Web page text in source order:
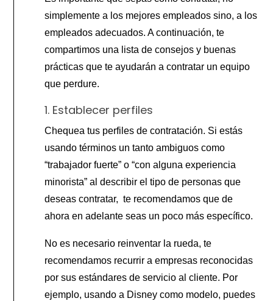
simplemente a los mejores empleados sino, a los
empleados adecuados. A continuación, te
compartimos una lista de consejos y buenas
prácticas que te ayudarán a contratar un equipo
que perdure.
1. Establecer perfiles
Chequea tus perfiles de contratación. Si estás
usando términos un tanto ambiguos como
“trabajador fuerte” o “con alguna experiencia
minorista” al describir el tipo de personas que
deseas contratar, te recomendamos que de
ahora en adelante seas un poco más específico.
No es necesario reinventar la rueda, te
recomendamos recurrir a empresas reconocidas
por sus estándares de servicio al cliente. Por
ejemplo, usando a Disney como modelo, puedes